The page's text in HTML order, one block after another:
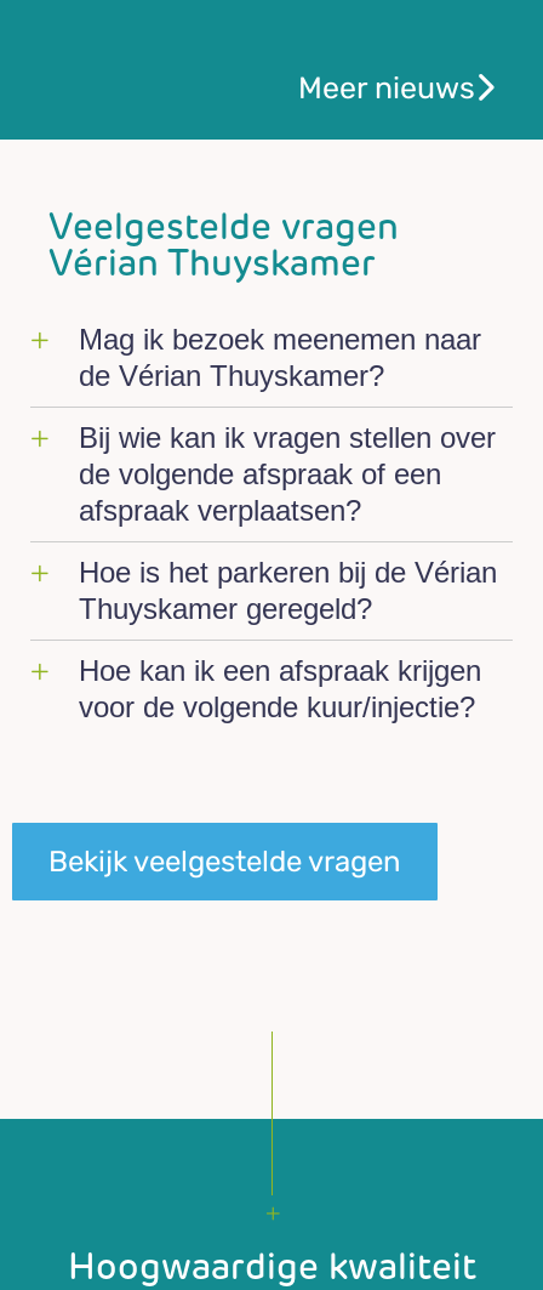
Meer nieuws
Veelgestelde vragen
Vérian Thuyskamer
Mag ik bezoek meenemen naar
de Vérian Thuyskamer?
Bij wie kan ik vragen stellen over
de volgende afspraak of een
afspraak verplaatsen?
Hoe is het parkeren bij de Vérian
Thuyskamer geregeld?
Hoe kan ik een afspraak krijgen
voor de volgende kuur/injectie?
Bekijk veelgestelde vragen
Hoogwaardige kwaliteit